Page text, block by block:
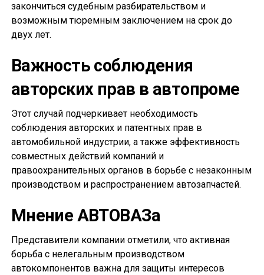
закончиться судебным разбирательством и
возможным тюремным заключением на срок до
двух лет.
Важность соблюдения
авторских прав в автопроме
Этот случай подчеркивает необходимость
соблюдения авторских и патентных прав в
автомобильной индустрии, а также эффективность
совместных действий компаний и
правоохранительных органов в борьбе с незаконным
производством и распространением автозапчастей.
Мнение АВТОВАЗа
Представители компании отметили, что активная
борьба с нелегальным производством
автокомпонентов важна для защиты интересов